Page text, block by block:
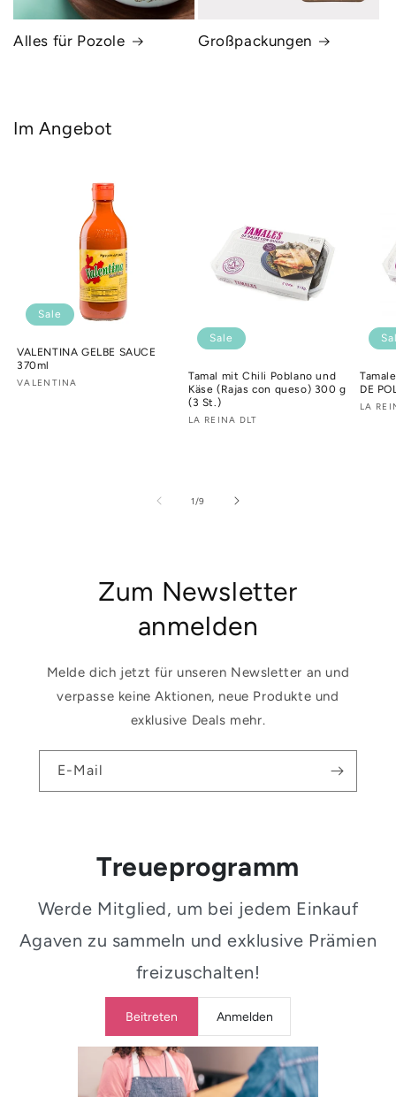
Alles für Pozole Großpackungen
Im Angebot
Sale
VALENTINA GELBE SAUCE
370ml
Anbieter:
VALENTINA
Sale
Tamal mit Chili Poblano und
Käse (Rajas con queso) 300 g
(3 St.)
Anbieter:
LA REINA DLT
DE
LA
1/von
9
Zum Newsletter
anmelden
Melde dich jetzt für unseren Newsletter an und
verpasse keine Aktionen, neue Produkte und
exklusive Deals mehr.
E-Mail
Treueprogramm
Werde Mitglied, um bei jedem Einkauf
Agaven zu sammeln und exklusive Prämien
freizuschalten!
Beitreten Anmelden